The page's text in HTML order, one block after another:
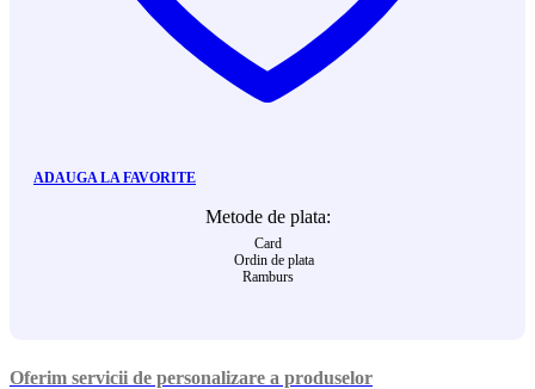
ADAUGA LA FAVORITE
Metode de plata:
Card
Ordin de plata
Ramburs
Oferim servicii de personalizare a produselor